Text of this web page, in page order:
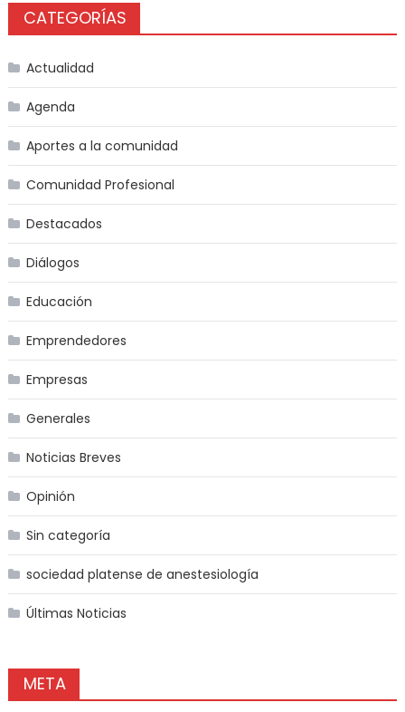
CATEGORÍAS
Actualidad
Agenda
Aportes a la comunidad
Comunidad Profesional
Destacados
Diálogos
Educación
Emprendedores
Empresas
Generales
Noticias Breves
Opinión
Sin categoría
sociedad platense de anestesiología
Últimas Noticias
META